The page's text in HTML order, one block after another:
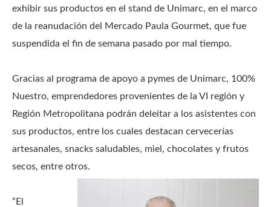
exhibir sus productos en el stand de Unimarc, en el marco
de la reanudación del Mercado Paula Gourmet, que fue
suspendida el fin de semana pasado por mal tiempo.
Gracias al programa de apoyo a pymes de Unimarc, 100%
Nuestro, emprendedores provenientes de la VI región y
Región Metropolitana podrán deleitar a los asistentes con
sus productos, entre los cuales destacan cervecerías
artesanales, snacks saludables, miel, chocolates y frutos
secos, entre otros.
“El